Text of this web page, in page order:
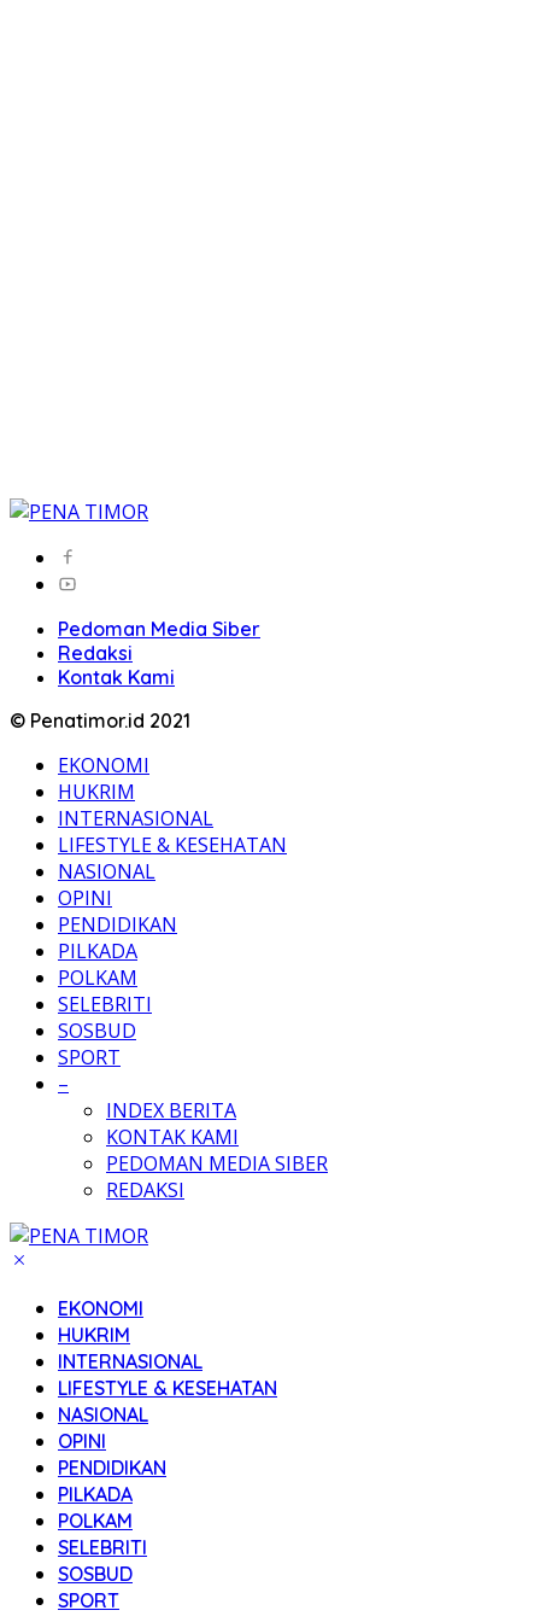
Pedoman Media Siber
Redaksi
Kontak Kami
© Penatimor.id 2021
EKONOMI
HUKRIM
INTERNASIONAL
LIFESTYLE & KESEHATAN
NASIONAL
OPINI
PENDIDIKAN
PILKADA
POLKAM
SELEBRITI
SOSBUD
SPORT
–
INDEX BERITA
KONTAK KAMI
PEDOMAN MEDIA SIBER
REDAKSI
EKONOMI
HUKRIM
INTERNASIONAL
LIFESTYLE & KESEHATAN
NASIONAL
OPINI
PENDIDIKAN
PILKADA
POLKAM
SELEBRITI
SOSBUD
SPORT